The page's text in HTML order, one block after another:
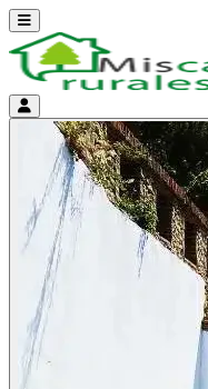
Abrir menú
Menú de cuenta